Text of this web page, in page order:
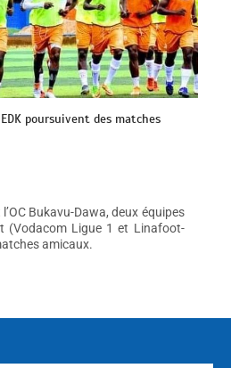
poursuivent des matches
Bukavu-Dawa, deux équipes
(Vodacom Ligue 1 et Linafoot-
amicaux.